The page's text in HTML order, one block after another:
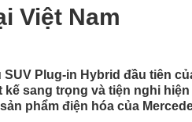
Việt Nam
SUV Plug-in Hybrid đầu tiên
sang trọng và tiện nghi hiện
phẩm điện hóa của